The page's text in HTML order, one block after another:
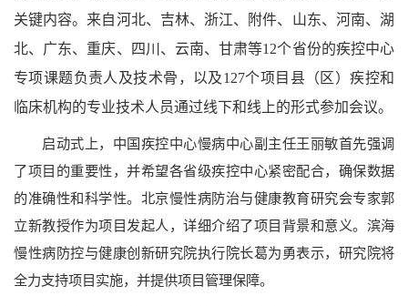
关键内容。来自河北、吉林、浙江、附件、山东、河南、湖
北、广东、重庆、四川、云南、甘肃等12个省份的疾控中心
专项课题负责人及技术骨，以及127个项目县（区）疾控和
临床机构的专业技术人员通过线下和线上的形式参加会议。
启动式上，中国疾控中心慢病中心副主任王丽敏首先强调
了项目的重要性，并希望各省级疾控中心紧密配合，确保数据
的准确性和科学性。北京慢性病防治与健康教育研究会专家郭
立新教授作为项目发起人，详细介绍了项目背景和意义。滨海
慢性病防控与健康创新研究院执行院长葛为勇表示，研究院将
全力支持项目实施，并提供项目管理保障。